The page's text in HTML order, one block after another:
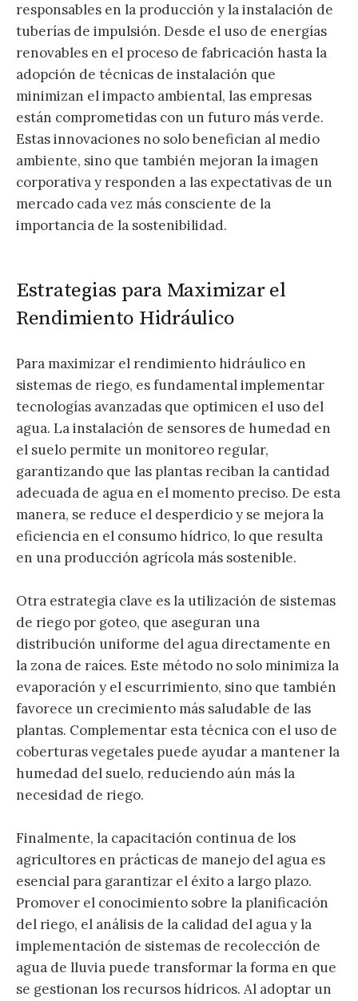
responsables en la producción y la instalación de
tuberías de impulsión. Desde el uso de energías
renovables en el proceso de fabricación hasta la
adopción de técnicas de instalación que
minimizan el impacto ambiental, las empresas
están comprometidas con un futuro más verde.
Estas innovaciones no solo benefician al medio
ambiente, sino que también mejoran la imagen
corporativa y responden a las expectativas de un
mercado cada vez más consciente de la
importancia de la sostenibilidad.
Estrategias para Maximizar el
Rendimiento Hidráulico
Para maximizar el rendimiento hidráulico en
sistemas de riego, es fundamental implementar
tecnologías avanzadas que optimicen el uso del
agua. La instalación de sensores de humedad en
el suelo permite un monitoreo regular,
garantizando que las plantas reciban la cantidad
adecuada de agua en el momento preciso. De esta
manera, se reduce el desperdicio y se mejora la
eficiencia en el consumo hídrico, lo que resulta
en una producción agrícola más sostenible.
Otra estrategia clave es la utilización de sistemas
de riego por goteo, que aseguran una
distribución uniforme del agua directamente en
la zona de raíces. Este método no solo minimiza la
evaporación y el escurrimiento, sino que también
favorece un crecimiento más saludable de las
plantas. Complementar esta técnica con el uso de
coberturas vegetales puede ayudar a mantener la
humedad del suelo, reduciendo aún más la
necesidad de riego.
Finalmente, la capacitación continua de los
agricultores en prácticas de manejo del agua es
esencial para garantizar el éxito a largo plazo.
Promover el conocimiento sobre la planificación
del riego, el análisis de la calidad del agua y la
implementación de sistemas de recolección de
agua de lluvia puede transformar la forma en que
se gestionan los recursos hídricos. Al adoptar un